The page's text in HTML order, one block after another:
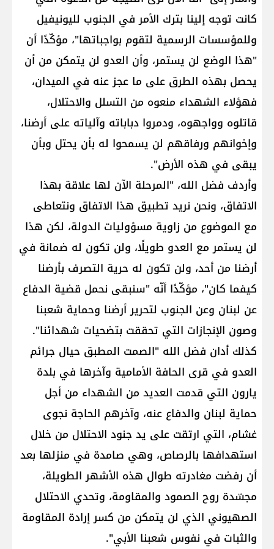
كانت توجه إلينا بترك الأمر في الجنوب لليونيفيل
وللمؤسسات الرسمية لتقوم بواجباتها"، مؤكّدًا أن
"هذا الوضع لن يستمر، وأن العدو لن يتمكن من أن
يحصل بهذه الطرق على ما عجز عنه في الميدان،
فهؤلاء الشهداء منعوه من التسلل والاحتلال،
قاتلوه وواجهوه، ودمروا دباباته وآلياته على أرضنا،
وإخوانهم ورفاقهم لن يسمحوا له بأن يحتل وبأن
يبقى في هذه الأرض".
وأردف فضل الله، "المرحلة الآن لها علاقة بهذا
الاتفاق، ونحن نريد تطبيق هذا الاتفاق ونتعاطى
مع الموضوع من زاوية مسؤوليات الدولة، لكن هذا
لن يستمر مع العدو طويلًا، ولن تكون له ضمانة في
أرضنا من أحد، ولن تكون له حرية التصرف بأرضنا
كيفما كان"، مؤكّدًا أنّه "سنبقى نحمل قضية الدفاع
عن لبنان وعن الجنوب لتحرير أرضنا وحماية شعبنا
وصون الإنجازات التي تحققت بتضحيات شهدائنا".
كذلك أدان فضل الله "الصمت المطبق حيال جرائم
العدو في قرى الحافة الأمامية وآخرها في بلدة
يارون التي قدمت العديد من الشهداء من أجل
حماية لبنان والدفاع عنه، وآخرهم الحاجة نجوى
غشام، التي ارتقت على يد جنود الاحتلال من خلال
استهدافها بالرصاص، وهي صامدة في منزلها بعد
أن رفضت مغادرته طوال هذه الأشهر الطويلة،
مجسّدة روح الصمود والمقاومة، وتحدي الاحتلال
الصهيوني الذي لن يتمكن من كسر إرادة المقاومة
والثبات في نفوس شعبنا الأبي".